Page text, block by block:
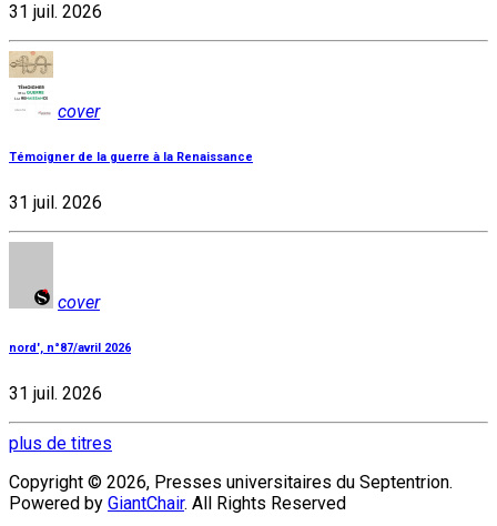
31 juil. 2026
cover
Témoigner de la guerre à la Renaissance
31 juil. 2026
cover
nord', n°87/avril 2026
31 juil. 2026
plus de titres
Copyright © 2026, Presses universitaires du Septentrion.
Powered by GiantChair. All Rights Reserved